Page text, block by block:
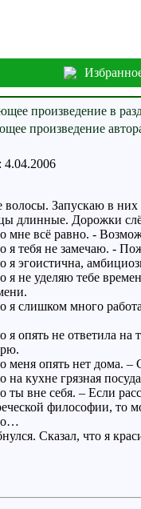
4.04.2006
Запускаю в
длинные. Дорожки
мне всё равно. -
я тебя не замечаю. -
я эгоистична,
я не уделяю тебе
я слишком много
я опять не ответила
меня опять нет дома. –
на кухне грязная
ты вне себя. – Если
философии,
Сказал, что я